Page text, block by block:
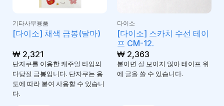
기타사무용품
[다이소] 채색 금봉(달마)
₩2,321
단자쿠를 이용한 캐주얼 타입의
다당절 금봉입니다. 단자쿠는 용
도에 따라 붙여 사용할 수 있습니
다.
다이소
[다이소] 스카치 수선 테이
프 CM-12.
₩2,363
붙이면 잘 보이지 않아 테이프 위
에 글을 쓸 수 있습니다.